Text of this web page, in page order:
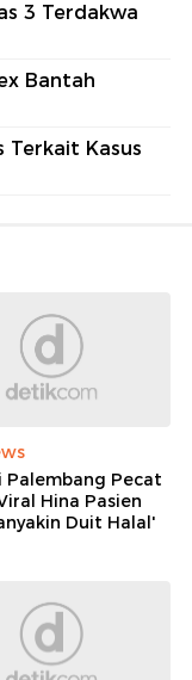
3 Terdakwa
Bantah
Terkait Kasus
Palembang Pecat
Hina Pasien
Duit Halal'